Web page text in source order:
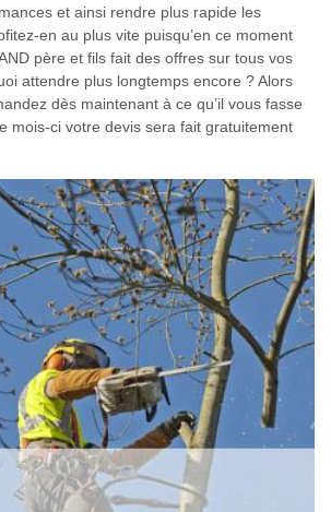
et ainsi rendre plus rapide les
en au plus vite puisqu’en ce moment
père et fils fait des offres sur tous vos
attendre plus longtemps encore ? Alors
dès maintenant à ce qu’il vous fasse
mois-ci votre devis sera fait gratuitement